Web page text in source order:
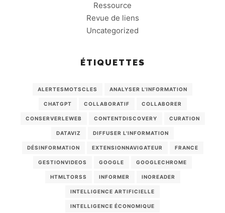
Ressource
Revue de liens
Uncategorized
ÉTIQUETTES
ALERTESMOTSCLES ANALYSER L'INFORMATION
CHATGPT COLLABORATIF COLLABORER
CONSERVERLEWEB CONTENTDISCOVERY CURATION
DATAVIZ DIFFUSER L'INFORMATION
DÉSINFORMATION EXTENSIONNAVIGATEUR FRANCE
GESTIONVIDEOS GOOGLE GOOGLECHROME
HTMLTORSS INFORMER INOREADER
INTELLIGENCE ARTIFICIELLE
INTELLIGENCE ÉCONOMIQUE